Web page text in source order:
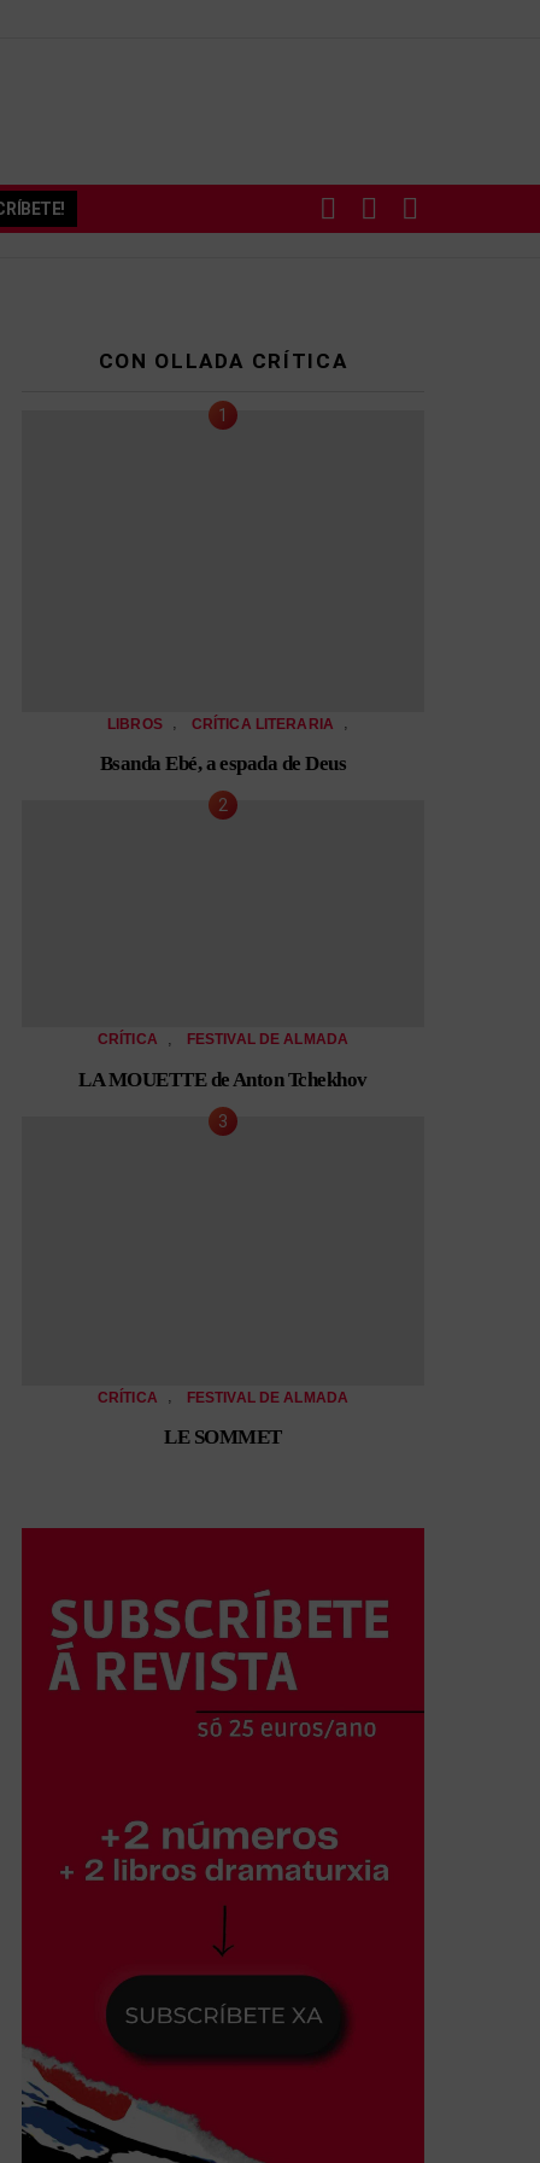
SWITCHBUSCAR
CON OLLADA CRÍTICA
LIBROS , CRÍTICA LITERARIA ,
Bsanda Ebé, a espada de Deus
CRÍTICA FESTIVAL DE ALMADA
LA MOUETTE de Anton Tchekhov
CRÍTICA FESTIVAL DE ALMADA
LE SOMMET